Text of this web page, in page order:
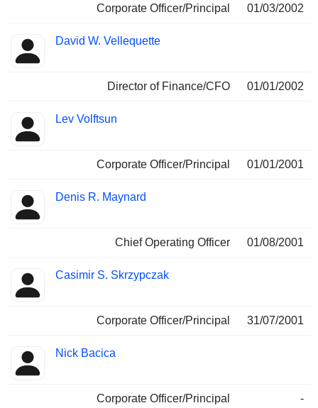
Corporate Officer/Principal
01/03/2002
David W. Vellequette
Director of Finance/CFO 01/01/2002
Lev Volftsun
Corporate Officer/Principal 01/01/2001
Denis R. Maynard
Chief Operating Officer 01/08/2001
Casimir S. Skrzypczak
Corporate Officer/Principal 31/07/2001
Nick Bacica
Corporate Officer/Principal -